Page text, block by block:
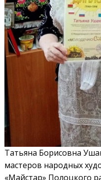
Татьяна Борисовна
мастеров народных
«Майстар» Полоцкого